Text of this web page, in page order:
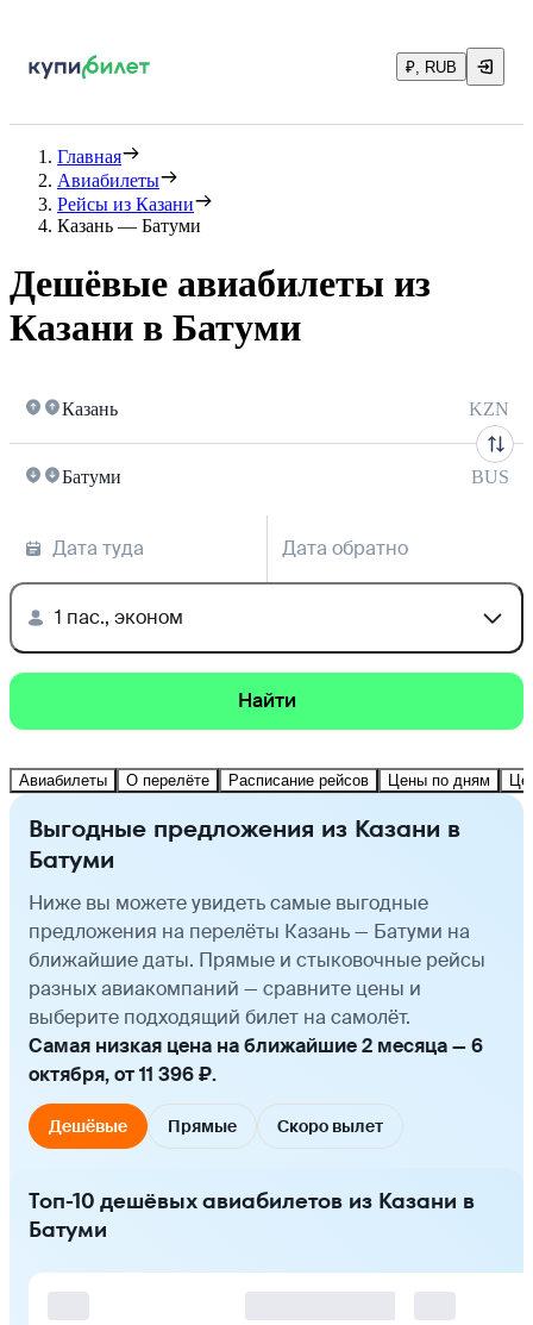
₽, RUB
Главная
Авиабилеты
Рейсы из Казани
Казань — Батуми
Дешёвые авиабилеты из
Казани в Батуми
Казань KZN
Батуми BUS
Дата туда Дата обратно
1 пас., эконом
Найти
Авиабилеты О перелёте Расписание рейсов Цены по дням
Выгодные предложения из Казани в
Батуми
Ниже вы можете увидеть самые выгодные
предложения на перелёты Казань — Батуми на
ближайшие даты. Прямые и стыковочные рейсы
разных авиакомпаний — сравните цены и
выберите подходящий билет на самолёт.
Самая низкая цена на ближайшие 2 месяца — 6
октября, от 11 396 ₽.
Дешёвые Прямые Скоро вылет
Топ-10 дешёвых авиабилетов из Казани в
Батуми